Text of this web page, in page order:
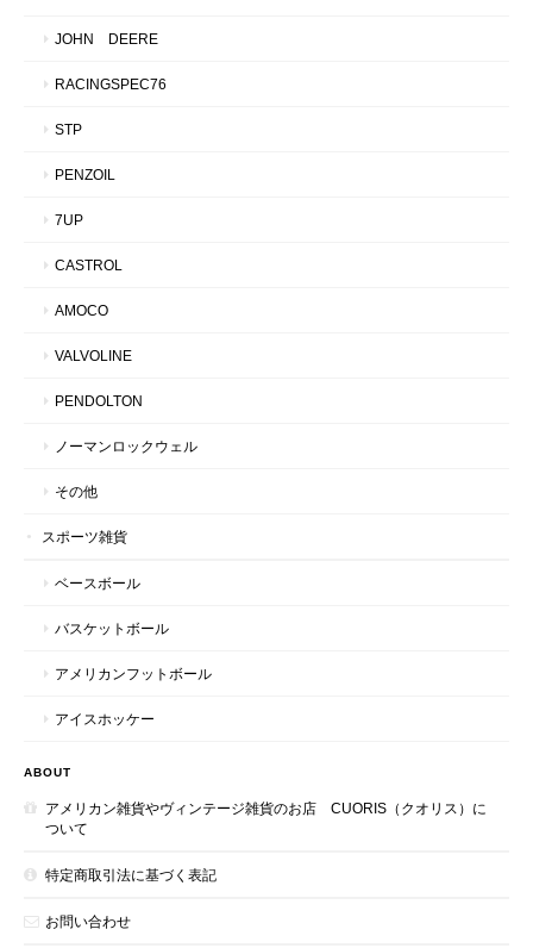
JOHN DEERE
RACINGSPEC76
STP
PENZOIL
7UP
CASTROL
AMOCO
VALVOLINE
PENDOLTON
ノーマンロックウェル
その他
スポーツ雑貨
ベースボール
バスケットボール
アメリカンフットボール
アイスホッケー
ABOUT
アメリカン雑貨やヴィンテージ雑貨のお店 CUORIS（クオリス）に
ついて
特定商取引法に基づく表記
お問い合わせ